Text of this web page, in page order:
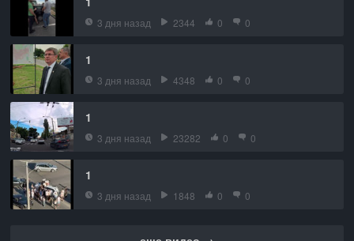
3 дня назад 2344 0 0
1
3 дня назад 4348 0 0
1
3 дня назад 23282 0 0
1
3 дня назад 1848 0 0